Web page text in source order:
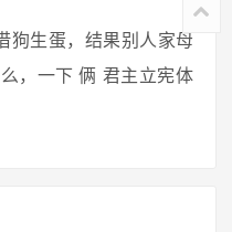
狗生蛋，结果别人家母
，一下 俩 君主立宪体